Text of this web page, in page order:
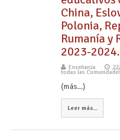
China,
Polonia,
Rumanía y
2023-2024.
Enseñanza
todas las
(más…)
Leer más...